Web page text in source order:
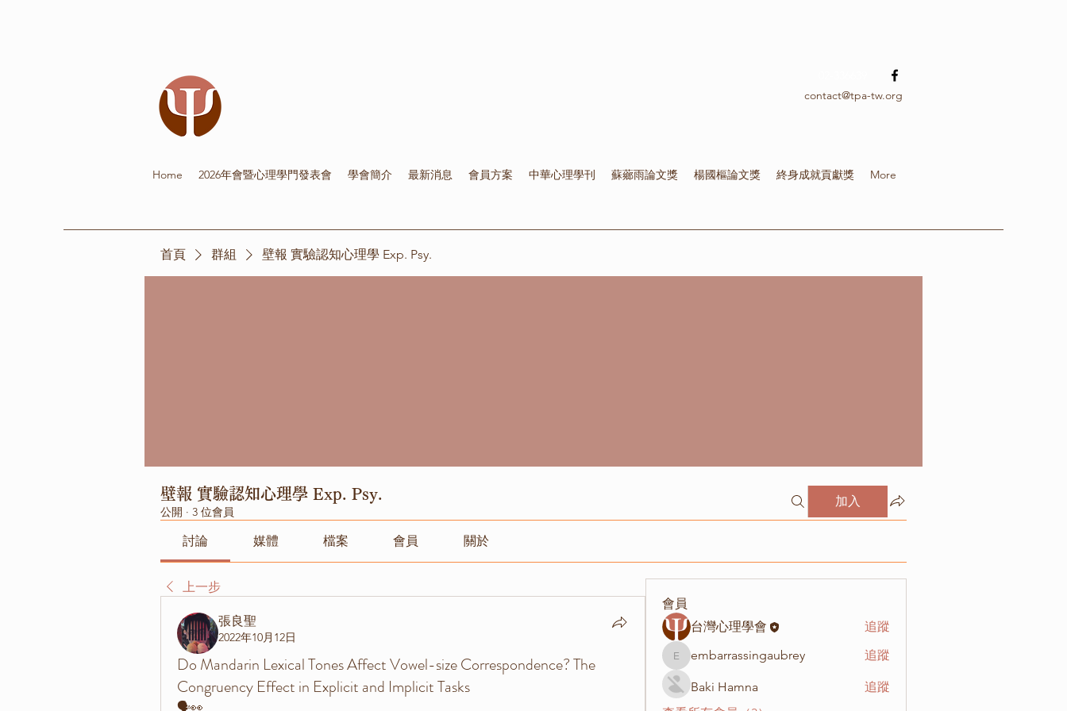
contact@tpa-tw.org
Home 2026年會暨心理學門發表會 學會簡介 最新消息 會員方案 中華心理學刊 蘇薌雨論文獎 楊國樞論文獎 終身成就貢獻獎 More
首頁 群組 壁報 實驗認知心理學 Exp. Psy.
壁報 實驗認知心理學 Exp. Psy.
公開 · 3 位會員
加入
討論 媒體 檔案 會員 關於
上一步
張良聖
2022年10月12日
Do Mandarin Lexical Tones Affect Vowel-size Correspondence? The
Congruency Effect in Explicit and Implicit Tasks
🗣️👀
會員
台灣心理學會 追蹤
embarrassingaubrey
embarrassingaubrey 追蹤
Baki Hamna
追蹤